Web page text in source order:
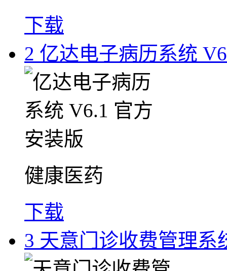
下载
2 亿达电子病历系统
健康医药
下载
3 天意门诊收费管理系